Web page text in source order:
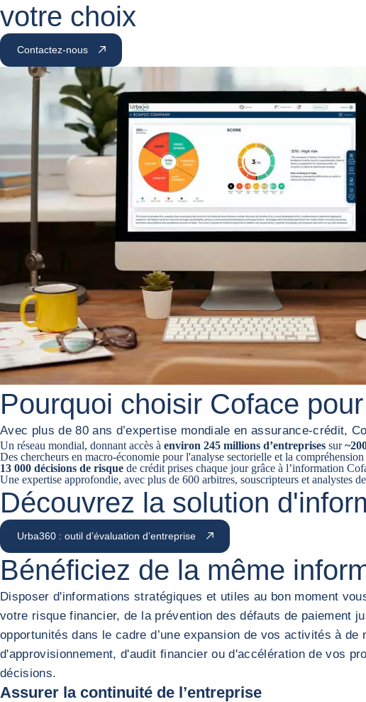
votre choix
Contactez-nous
Pourquoi choisir Coface
Avec plus de 80 ans d’expertise mondiale en assurance-crédit,
Un réseau mondial, donnant accès à environ 245 millions d’entreprises sur
Des chercheurs en macro-économie pour l'analyse sectorielle et la
13 000 décisions de risque de crédit prises chaque jour grâce à l’information
Une expertise approfondie, avec plus de 600 arbitres, souscripteurs et analystes
Découvrez la solution
Urba360 : outil d’évaluation d’entreprise
Bénéficiez de la même
Disposer d'informations stratégiques et utiles au bon moment
votre risque financier, de la prévention des défauts de paiement
opportunités dans le cadre d’une expansion de vos activités à
d'approvisionnement, d'audit financier ou d'accélération de vos
décisions.
Assurer la continuité de l’entreprise